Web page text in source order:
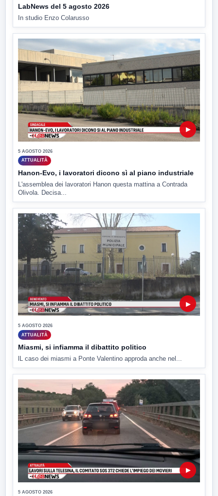
LabNews del 5 agosto 2026
In studio Enzo Colarusso
▶
5 AGOSTO 2026
ATTUALITÀ
Hanon-Evo, i lavoratori dicono sì al piano industriale
L'assemblea dei lavoratori Hanon questa mattina a Contrada
Olivola. Decisa...
▶
5 AGOSTO 2026
ATTUALITÀ
Miasmi, si infiamma il dibattito politico
lL caso dei miasmi a Ponte Valentino approda anche nel...
▶
5 AGOSTO 2026